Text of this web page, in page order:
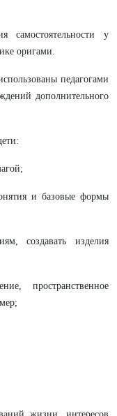
самостоятельности у
оригами.
педагогами
дополнительного
и базовые формы
создавать изделия
пространственное